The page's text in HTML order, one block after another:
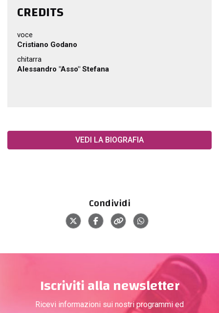
CREDITS
voce
Cristiano Godano
chitarra
Alessandro "Asso" Stefana
VEDI LA BIOGRAFIA
Condividi
Iscriviti alla newsletter
Ricevi informazioni sui nostri programmi ed